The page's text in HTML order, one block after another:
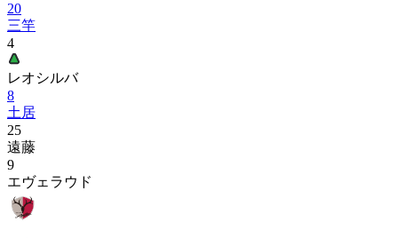
20
三竿
4
レオシルバ
8
土居
25
遠藤
9
エヴェラウド